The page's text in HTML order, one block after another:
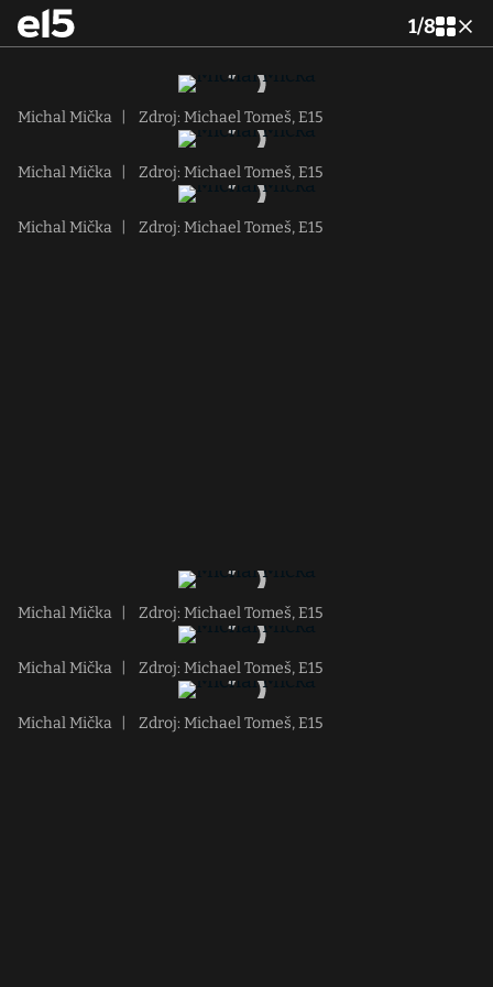
1/8
Michal Mička Zdroj: Michael Tomeš, E15
Michal Mička Zdroj: Michael Tomeš, E15
Michal Mička Zdroj: Michael Tomeš, E15
Michal Mička Zdroj: Michael Tomeš, E15
Michal Mička Zdroj: Michael Tomeš, E15
Michal Mička Zdroj: Michael Tomeš, E15